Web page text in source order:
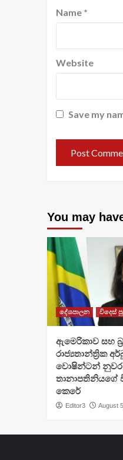
Name *
Website
Save my
You may
දේශපාලන විදෙස්
ඇමෙරිකාව සහ
රාජ්‍යතාන්ත්‍රික
වොෂින්ටන් නුවර
තානාපතිනියගේ
කෙරේ
Editor3 August